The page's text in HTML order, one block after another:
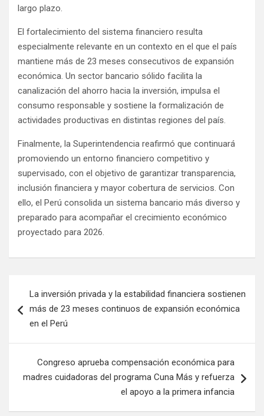
largo plazo.
El fortalecimiento del sistema financiero resulta
especialmente relevante en un contexto en el que el país
mantiene más de 23 meses consecutivos de expansión
económica. Un sector bancario sólido facilita la
canalización del ahorro hacia la inversión, impulsa el
consumo responsable y sostiene la formalización de
actividades productivas en distintas regiones del país.
Finalmente, la Superintendencia reafirmó que continuará
promoviendo un entorno financiero competitivo y
supervisado, con el objetivo de garantizar transparencia,
inclusión financiera y mayor cobertura de servicios. Con
ello, el Perú consolida un sistema bancario más diverso y
preparado para acompañar el crecimiento económico
proyectado para 2026.
La inversión privada y la estabilidad financiera sostienen
más de 23 meses continuos de expansión económica
en el Perú
Congreso aprueba compensación económica para
madres cuidadoras del programa Cuna Más y refuerza
el apoyo a la primera infancia